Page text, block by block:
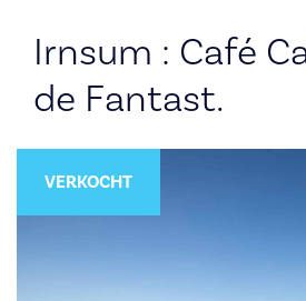
Irnsum : Café
de Fantast.
VERKOCHT